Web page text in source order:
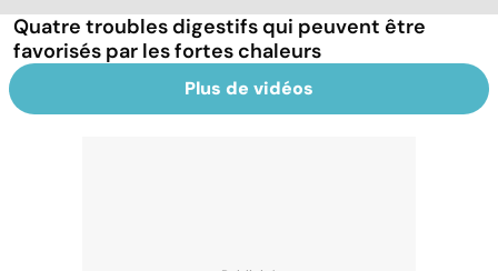
Quatre troubles digestifs qui peuvent être
favorisés par les fortes chaleurs
Plus de vidéos